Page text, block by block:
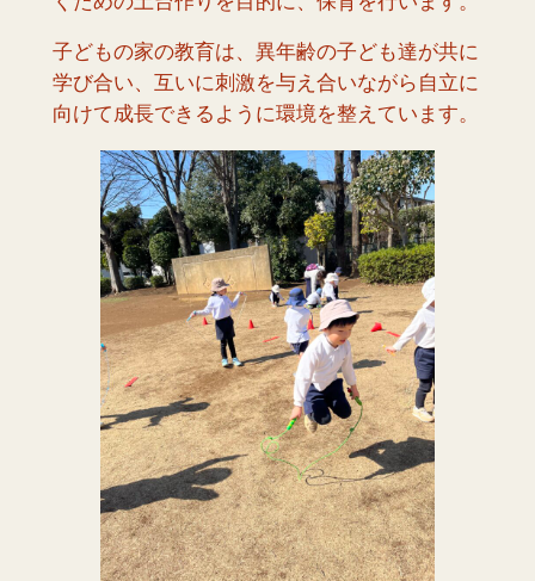
子どもの家の教育は、異年齢の子ども達が共に
学び合い、互いに刺激を与え合いながら自立に
向けて成長できるように環境を整えています。